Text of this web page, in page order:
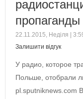
22.11.2015, Неділя |
Залишити відгук
У радио, которое
Польше, отобрали
pl.sputniknews.com